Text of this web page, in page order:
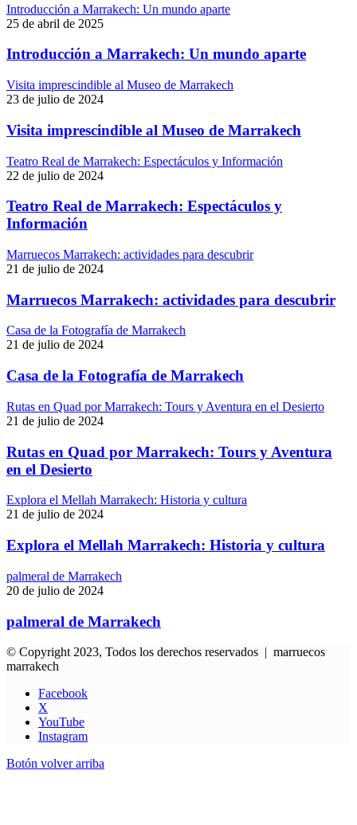
Introducción a Marrakech: Un mundo aparte
25 de abril de 2025
Introducción a Marrakech: Un mundo aparte
Visita imprescindible al Museo de Marrakech
23 de julio de 2024
Visita imprescindible al Museo de Marrakech
Teatro Real de Marrakech: Espectáculos y Información
22 de julio de 2024
Teatro Real de Marrakech: Espectáculos y
Información
Marruecos Marrakech: actividades para descubrir
21 de julio de 2024
Marruecos Marrakech: actividades para descubrir
Casa de la Fotografía de Marrakech
21 de julio de 2024
Casa de la Fotografía de Marrakech
Rutas en Quad por Marrakech: Tours y Aventura en el Desierto
21 de julio de 2024
Rutas en Quad por Marrakech: Tours y Aventura
en el Desierto
Explora el Mellah Marrakech: Historia y cultura
21 de julio de 2024
Explora el Mellah Marrakech: Historia y cultura
palmeral de Marrakech
20 de julio de 2024
palmeral de Marrakech
© Copyright 2023, Todos los derechos reservados | marruecos
marrakech
Facebook
X
YouTube
Instagram
Botón volver arriba